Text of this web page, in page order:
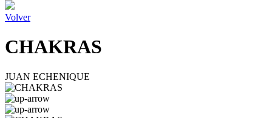
Volver
CHAKRAS
JUAN ECHENIQUE